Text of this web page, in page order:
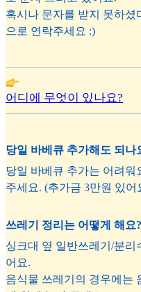
혹시나 문자를 받지 못하셨
으로 연락주세요 :)
어디에 무엇이 있나요?
당일 바베큐 추가해도 되나
당일 바베큐 추가는 어려워
주세요. (추가금 3만원 있어
쓰레기 정리는 어떻게 해요?
싱크대 옆 일반쓰레기/분리
어요.
음식물 쓰레기의 경우에는